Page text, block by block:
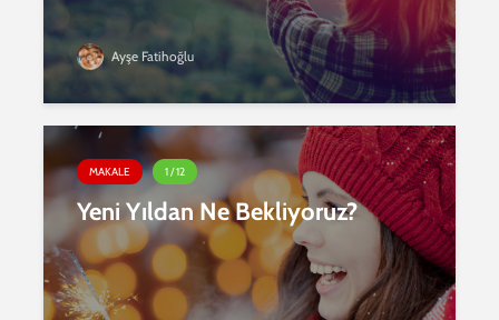
Ayşe Fatihoğlu
MAKALE 1 / 12
Yeni Yıldan Ne Bekliyoruz?